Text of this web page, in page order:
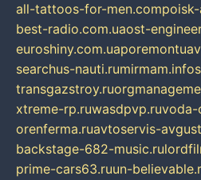
all-tattoos-for-men.com
best-radio.com.uaost-
euroshiny.com.ua
searchus-nauti.rumirmam.info
transgazstroy.ru
xtreme-rp.ruwasdpvp.ruvoda-
orenferma.ruavtoservis-
backstage-682-music.ru
prime-cars63.ruun-